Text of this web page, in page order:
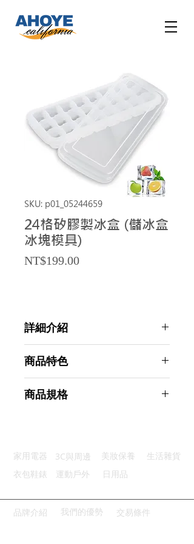
SKU: p01_05244659
24格矽膠製冰盒 (儲冰盒
冰塊模具)
NT$199.00Price
詳細介紹
商品特色
輕鬆取冰：柔韌矽膠脫模取冰容易
商品規格
主要材質：矽膠
商品尺寸：26*10*3cm
產地名稱：中國大陸
代理商：亞桓有限公司
家用電器 3C與周邊 美妝保養
生活雜貨
衣包鞋錶
運動戶外 日用品
品牌介紹 我們的優勢 交易條件